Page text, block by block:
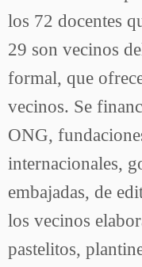
los 72 docentes
29 son vecinos
formal, que
vecinos. Se
ONG,
internacionales,
embajadas, de
los vecinos
pastelitos,